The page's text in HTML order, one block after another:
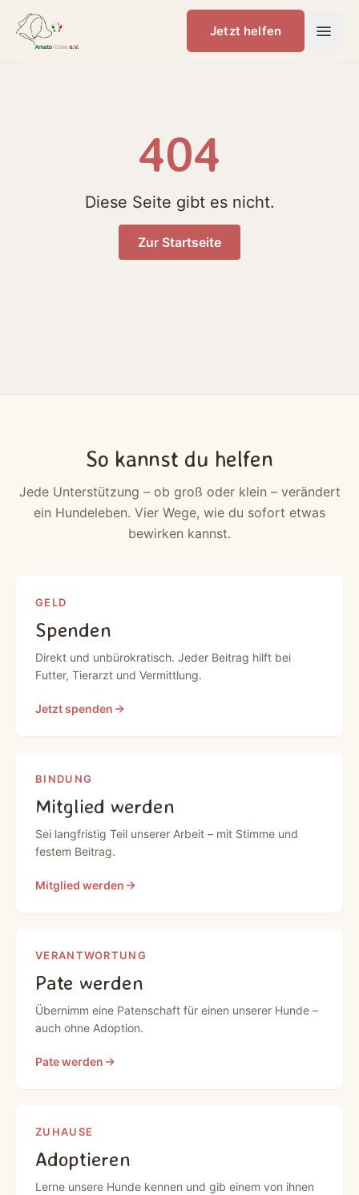
Jetzt helfen
404
Diese Seite gibt es nicht.
Zur Startseite
So kannst du helfen
Jede Unterstützung – ob groß oder klein – verändert
ein Hundeleben. Vier Wege, wie du sofort etwas
bewirken kannst.
GELD
Spenden
Direkt und unbürokratisch. Jeder Beitrag hilft bei
Futter, Tierarzt und Vermittlung.
Jetzt spenden
BINDUNG
Mitglied werden
Sei langfristig Teil unserer Arbeit – mit Stimme und
festem Beitrag.
Mitglied werden
VERANTWORTUNG
Pate werden
Übernimm eine Patenschaft für einen unserer Hunde –
auch ohne Adoption.
Pate werden
ZUHAUSE
Adoptieren
Lerne unsere Hunde kennen und gib einem von ihnen